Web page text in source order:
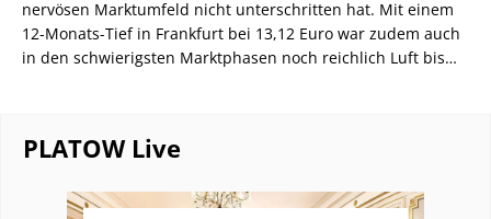
nervösen Marktumfeld nicht unterschritten hat. Mit einem
12-Monats-Tief in Frankfurt bei 13,12 Euro war zudem auch
in den schwierigsten Marktphasen noch reichlich Luft bis
PLATOW Live